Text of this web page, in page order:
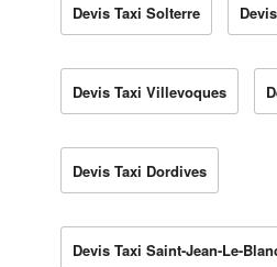
Devis Taxi Solterre
Devis Taxi Villevoques
Devis Taxi Dordives
Devis Taxi Saint-Jean-Le-